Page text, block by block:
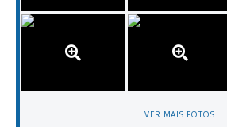
VER MAIS FOTOS